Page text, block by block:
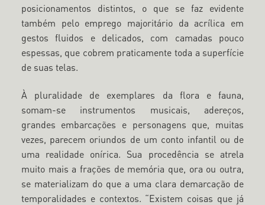
posicionamentos distintos, o que se faz evidente
também pelo emprego majoritário da acrílica em
gestos fluidos e delicados, com camadas pouco
espessas, que cobrem praticamente toda a superfície
de suas telas.
À pluralidade de exemplares da flora e fauna,
somam-se instrumentos musicais, adereços,
grandes embarcações e personagens que, muitas
vezes, parecem oriundos de um conto infantil ou de
uma realidade onírica. Sua procedência se atrela
muito mais a frações de memória que, ora ou outra,
se materializam do que a uma clara demarcação de
temporalidades e contextos. “Existem coisas que já